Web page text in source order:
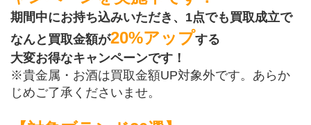
期間中にお持ち込みいただき、1点でも買取成立で
なんと買取金額が20%アップする
大変お得なキャンペーンです！
※貴金属・お酒は買取金額UP対象外です。あらか
じめご了承くださいませ。